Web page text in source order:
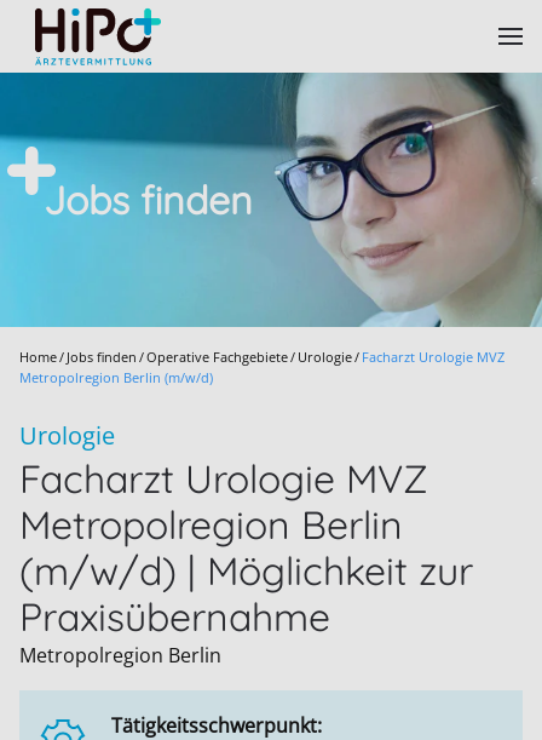
Skip to main content
Jobs finden
Home Jobs finden Operative Fachgebiete Urologie Facharzt Urologie MVZ
Metropolregion Berlin (m/w/d)
Urologie
Facharzt Urologie MVZ
Metropolregion Berlin
(m/w/d) | Möglichkeit zur
Praxisübernahme
Metropolregion Berlin
Tätigkeitsschwerpunkt: